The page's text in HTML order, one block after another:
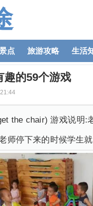
点 旅游攻略 生活
趣的59个游戏
the chair) 游戏说明:
师停下来的时候学生